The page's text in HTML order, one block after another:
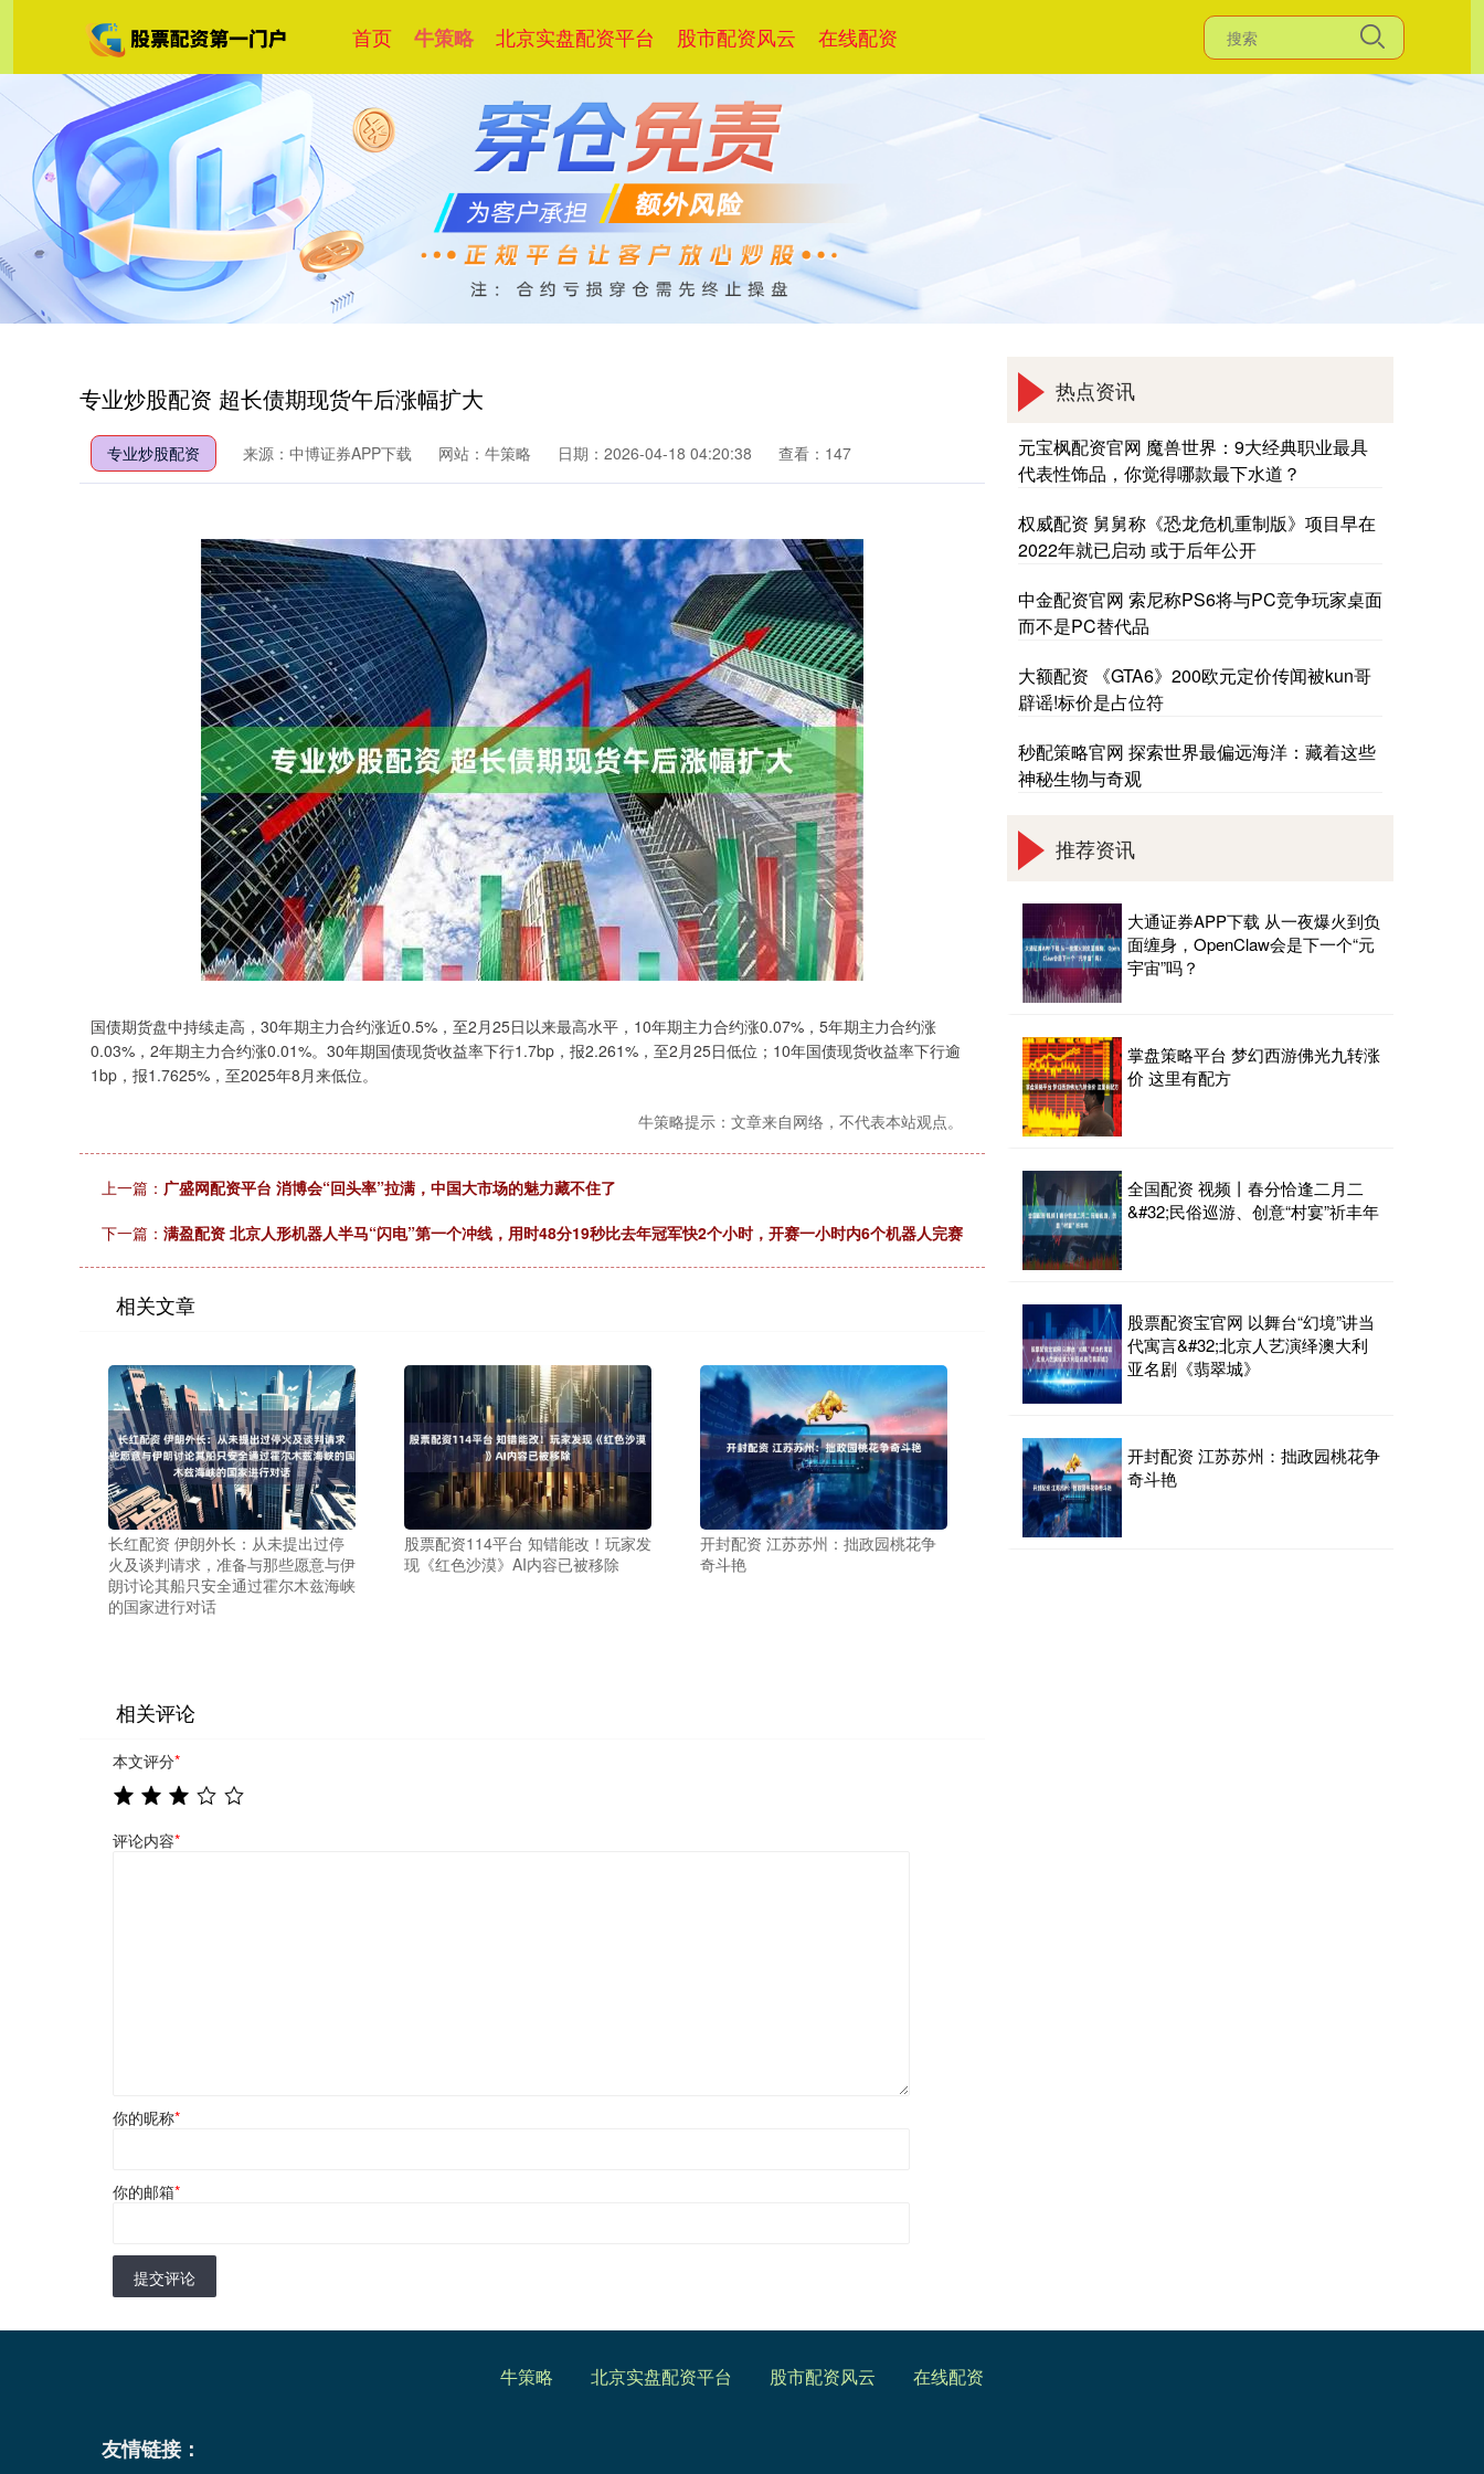
首页 牛策略 北京实盘配资平台 股市配资风云 在线配资
专业炒股配资 超长债期现货午后涨幅扩大
专业炒股配资 来源：中博证券APP下载 网站：牛策略 日期：2026-04-18 04:20:38 查看：147
国债期货盘中持续走高，30年期主力合约涨近0.5%，至2月25日以来最高水平，10年期主力合约涨0.07%，5年期主力合约涨
0.03%，2年期主力合约涨0.01%。30年期国债现货收益率下行1.7bp，报2.261%，至2月25日低位；10年国债现货收益率下行逾
1bp，报1.7625%，至2025年8月来低位。
牛策略提示：文章来自网络，不代表本站观点。
上一篇： 广盛网配资平台 消博会“回头率”拉满，中国大市场的魅力藏不住了
下一篇： 满盈配资 北京人形机器人半马“闪电”第一个冲线，用时48分19秒比去年冠军快2个小时，开赛一小时内6个机器人完赛
相关文章
长红配资 伊朗外长：从未提出过停
火及谈判请求，准备与那些愿意与伊
朗讨论其船只安全通过霍尔木兹海峡
的国家进行对话
股票配资114平台 知错能改！玩家发
现《红色沙漠》AI内容已被移除
开封配资 江苏苏州：拙政园桃花争
奇斗艳
相关评论
本文评分*
评论内容*
你的昵称*
你的邮箱*
提交评论
热点资讯
元宝枫配资官网 魔兽世界：9大经典职业最具
代表性饰品，你觉得哪款最下水道？
权威配资 舅舅称《恐龙危机重制版》项目早在
2022年就已启动 或于后年公开
中金配资官网 索尼称PS6将与PC竞争玩家桌面
而不是PC替代品
大额配资 《GTA6》200欧元定价传闻被kun哥
辟谣!标价是占位符
秒配策略官网 探索世界最偏远海洋：藏着这些
神秘生物与奇观
推荐资讯
大通证券APP下载 从一夜爆火到负
面缠身，OpenClaw会是下一个“元
宇宙”吗？
掌盘策略平台 梦幻西游佛光九转涨
价 这里有配方
全国配资 视频丨春分恰逢二月二
&#32;民俗巡游、创意“村宴”祈丰年
股票配资宝官网 以舞台“幻境”讲当
代寓言&#32;北京人艺演绎澳大利
亚名剧《翡翠城》
开封配资 江苏苏州：拙政园桃花争
奇斗艳
牛策略 北京实盘配资平台 股市配资风云 在线配资
友情链接：